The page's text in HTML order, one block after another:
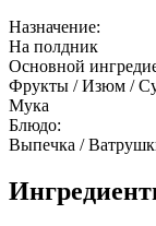
Назначение:
На полдник
Основной
Фрукты / Изюм /
Мука
Блюдо:
Выпечка /